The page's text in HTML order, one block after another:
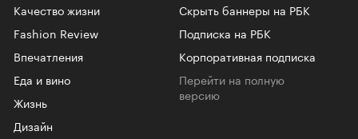
Качество жизни
Fashion Review
Впечатления
Еда и вино
Жизнь
Дизайн
Скрыть баннеры на РБК
Подписка на РБК
Корпоративная подписка
Перейти на полную
версию